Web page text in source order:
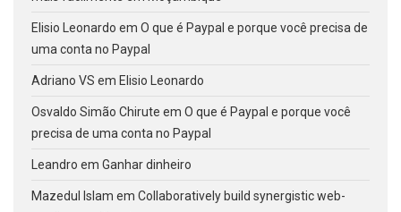
Elisio Leonardo em O que é Paypal e porque você precisa de
uma conta no Paypal
Adriano VS em Elisio Leonardo
Osvaldo Simão Chirute em O que é Paypal e porque você
precisa de uma conta no Paypal
Leandro em Ganhar dinheiro
Mazedul Islam em Collaboratively build synergistic web-